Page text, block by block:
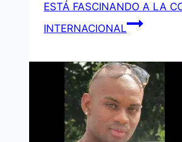
ESTÁ FASCINANDO A LA
INTERNACIONAL